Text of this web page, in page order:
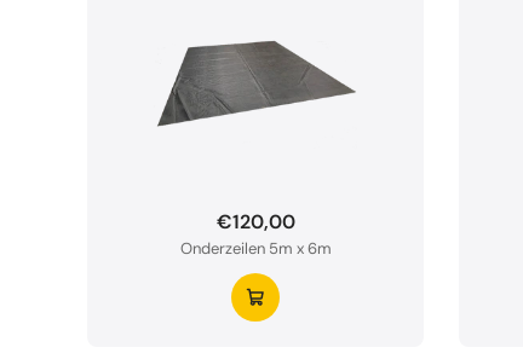
€120,00
Onderzeilen 5m x 6m